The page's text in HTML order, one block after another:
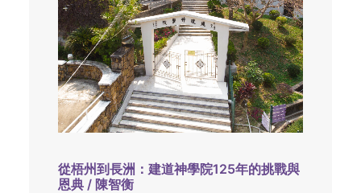
從梧州到長洲：建道神學院125年的挑戰與
恩典 / 陳智衡